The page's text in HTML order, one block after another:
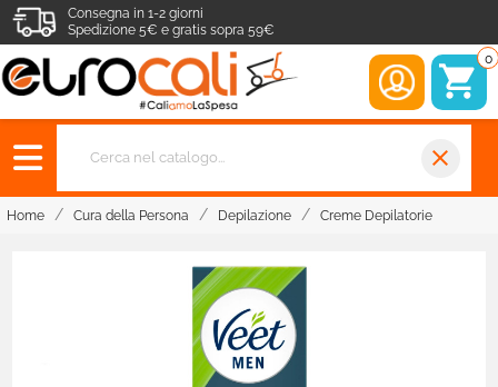
Consegna in 1-2 giorni
Spedizione 5€ e gratis sopra 59€
0
close
Home Cura della Persona Depilazione Creme Depilatorie